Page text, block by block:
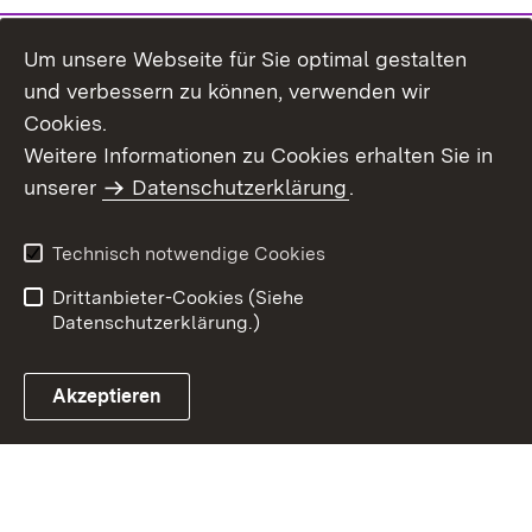
Benutzungshinweise
Erklärung zur
Um unsere Webseite für Sie optimal gestalten
und verbessern zu können, verwenden wir
Cookies.
Weitere Informationen zu Cookies erhalten Sie in
unserer
Datenschutzerklärung.
Technisch notwendige Cookies
Drittanbieter-Cookies (Siehe
Datenschutzerklärung.)
Akzeptieren